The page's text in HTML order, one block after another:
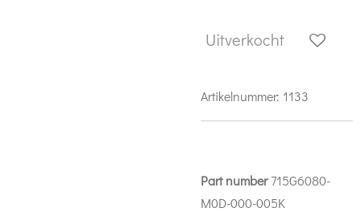
Uitverkocht
Artikelnummer: 1133
Part number715G6080-
M0D-000-005K